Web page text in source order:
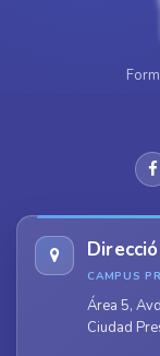
CAMPUS
Área 5,
Ciudad